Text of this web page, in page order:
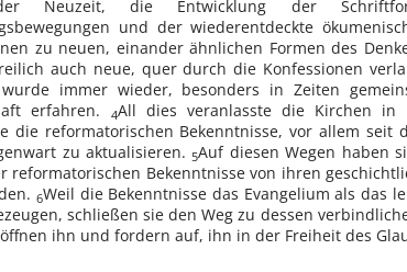
Neuzeit, die Entwicklung der
und der wiederentdeckte
zu neuen, einander ähnlichen Formen des
auch neue, quer durch die Konfessionen
immer wieder, besonders in Zeiten
erfahren.
4All dies veranlasste die Kirchen in
die reformatorischen Bekenntnisse, vor allem seit
zu aktualisieren. 5Auf diesen Wegen haben
reformatorischen Bekenntnisse von ihren
6Weil die Bekenntnisse das Evangelium als das
schließen sie den Weg zu dessen
ihn und fordern auf, ihn in der Freiheit des